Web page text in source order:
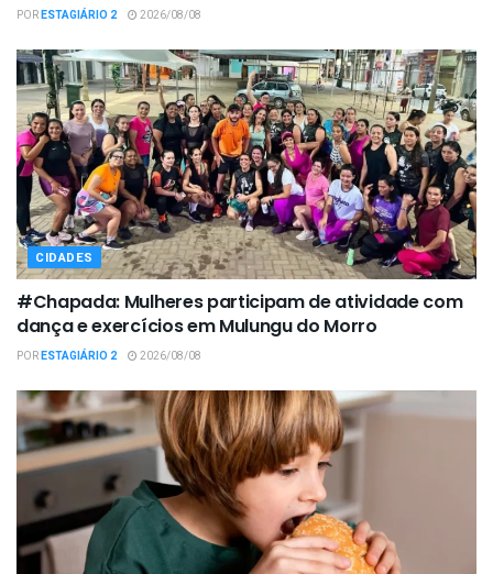
PORESTAGIÁRIO 2 2026/08/08
CIDADES
#Chapada: Mulheres participam de atividade com
dança e exercícios em Mulungu do Morro
PORESTAGIÁRIO 2 2026/08/08